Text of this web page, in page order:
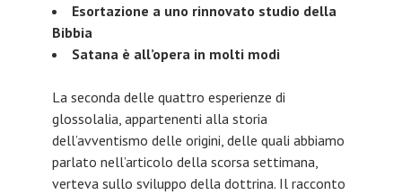
Esortazione a uno rinnovato studio della
Bibbia
Satana è all’opera in molti modi
La seconda delle quattro esperienze di
glossolalia, appartenenti alla storia
dell’avventismo delle origini, delle quali abbiamo
parlato nell’articolo della scorsa settimana,
verteva sullo sviluppo della dottrina. Il racconto